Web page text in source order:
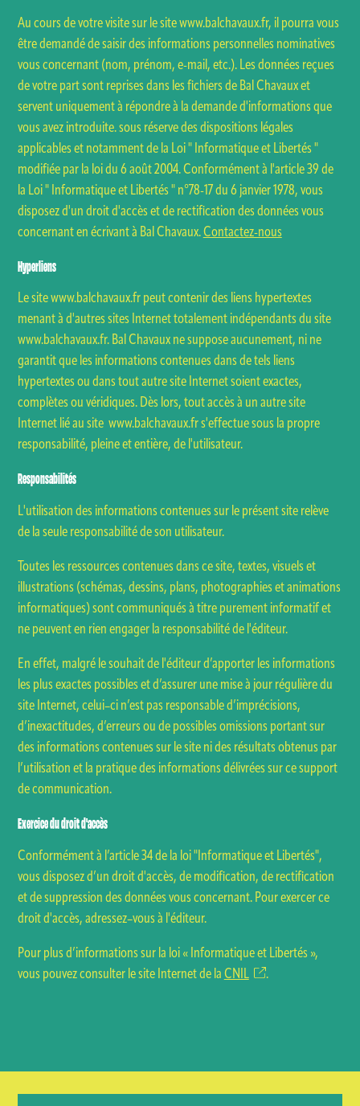
Au cours de votre visite sur le site www.balchavaux.fr, il pourra vous
être demandé de saisir des informations personnelles nominatives
vous concernant (nom, prénom, e-mail, etc.). Les données reçues
de votre part sont reprises dans les fichiers de Bal Chavaux et
servent uniquement à répondre à la demande d'informations que
vous avez introduite. sous réserve des dispositions légales
applicables et notamment de la Loi " Informatique et Libertés "
modifiée par la loi du 6 août 2004. Conformément à l'article 39 de
la Loi " Informatique et Libertés " n°78-17 du 6 janvier 1978, vous
disposez d'un droit d'accès et de rectification des données vous
concernant en écrivant à Bal Chavaux.Contactez-nous
Hyperliens
Le site www.balchavaux.fr peut contenir des liens hypertextes
menant à d'autres sites Internet totalement indépendants du site
www.balchavaux.fr. Bal Chavaux ne suppose aucunement, ni ne
garantit que les informations contenues dans de tels liens
hypertextes ou dans tout autre site Internet soient exactes,
complètes ou véridiques. Dès lors, tout accès à un autre site
Internet lié au site www.balchavaux.fr s'effectue sous la propre
responsabilité, pleine et entière, de l'utilisateur.
Responsabilités
L'utilisation des informations contenues sur le présent site relève
de la seule responsabilité de son utilisateur.
Toutes les ressources contenues dans ce site, textes, visuels et
illustrations (schémas, dessins, plans, photographies et animations
informatiques) sont communiqués à titre purement informatif et
ne peuvent en rien engager la responsabilité de l'éditeur.
En effet, malgré le souhait de l'éditeur d’apporter les informations
les plus exactes possibles et d’assurer une mise à jour régulière du
site Internet, celui–ci n’est pas responsable d’imprécisions,
d’inexactitudes, d’erreurs ou de possibles omissions portant sur
des informations contenues sur le site ni des résultats obtenus par
l’utilisation et la pratique des informations délivrées sur ce support
de communication.
Exercice du droit d'accès
Conformément à l’article 34 de la loi "Informatique et Libertés",
vous disposez d’un droit d'accès, de modification, de rectification
et de suppression des données vous concernant. Pour exercer ce
droit d'accès, adressez–vous à l'éditeur.
Pour plus d’informations sur la loi « Informatique et Libertés »,
vous pouvez consulter le site Internet de la CNIL .